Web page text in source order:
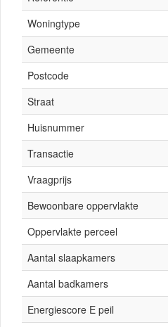
Woningtype
Gemeente
Postcode
Straat
Huisnummer
Transactie
Vraagprijs
Bewoonbare oppervlakte
Oppervlakte perceel
Aantal slaapkamers
Aantal badkamers
Energiescore E peil